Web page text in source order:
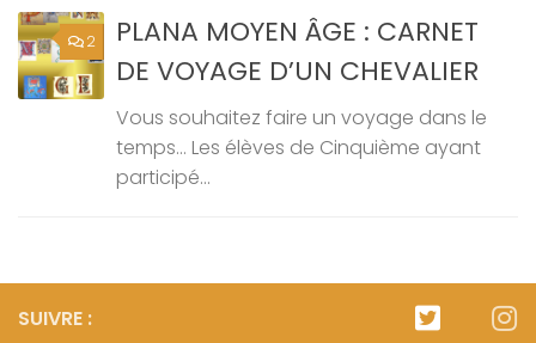
2
PLANA MOYEN ÂGE : CARNET
DE VOYAGE D’UN CHEVALIER
Vous souhaitez faire un voyage dans le
temps… Les élèves de Cinquième ayant
participé...
SUIVRE :